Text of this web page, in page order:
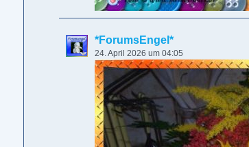
*ForumsEngel*
24. April 2026 um 04:05